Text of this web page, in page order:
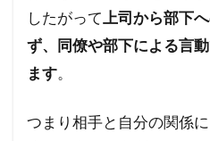
したがって 上司から部下
ず、同僚や部下による言
ます。
つまり相手と自分の関係